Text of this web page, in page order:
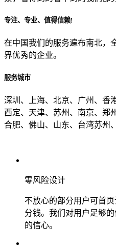
专注、专业、值得信赖!
在中国我们的服务遍布南北，
界优秀的企业。
服务城市
深圳、上海、北京、广州、香
西定、天津、苏州、南京、郑
合肥、佛山、山东、台湾苏州
零风险设计
不放心的部分用户可首
分钱。我们对用户足够
的信心。